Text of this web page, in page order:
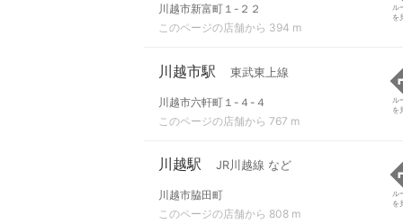
川越市新富町１-２２
このページの店舗から 394 m
ル
を
川越市駅 東武東上線
川越市六軒町１-４-４
このページの店舗から 767 m
ル
を
川越駅 JR川越線 など
川越市脇田町
このページの店舗から 808 m
ル
を